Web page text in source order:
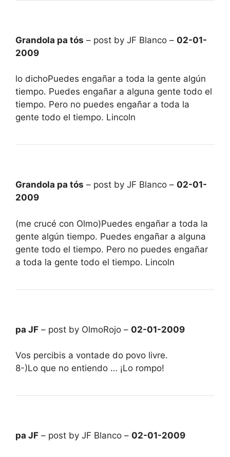
Grandola pa tós – post by JF Blanco – 02-01-
2009
lo dichoPuedes engañar a toda la gente algún
tiempo. Puedes engañar a alguna gente todo el
tiempo. Pero no puedes engañar a toda la
gente todo el tiempo. Lincoln
Grandola pa tós – post by JF Blanco – 02-01-
2009
(me crucé con Olmo)Puedes engañar a toda la
gente algún tiempo. Puedes engañar a alguna
gente todo el tiempo. Pero no puedes engañar
a toda la gente todo el tiempo. Lincoln
pa JF – post by OlmoRojo – 02-01-2009
Vos percibis a vontade do povo livre.
8-)Lo que no entiendo … ¡Lo rompo!
pa JF – post by JF Blanco – 02-01-2009